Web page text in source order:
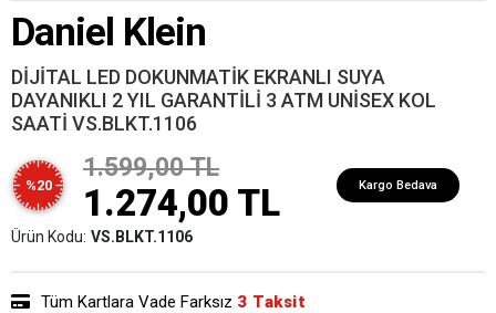
Daniel Klein
DİJİTAL LED DOKUNMATİK EKRANLI SUYA
DAYANIKLI 2 YIL GARANTİLİ 3 ATM UNİSEX KOL
SAATİ VS.BLKT.1106
%20
1.599,00 TL
1.274,00 TL Kargo Bedava
Ürün Kodu: VS.BLKT.1106
Tüm Kartlara Vade Farksız 3 Taksit